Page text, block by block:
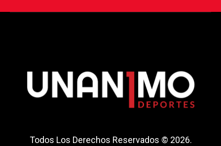
Todos Los Derechos Reservados © 2026.